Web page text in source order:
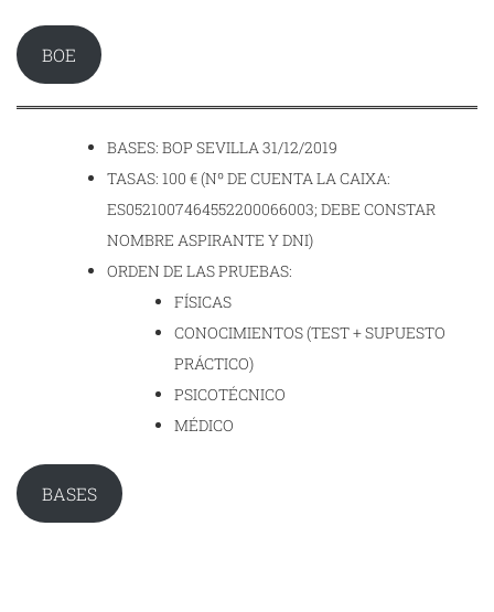
BOE
BASES: BOP SEVILLA 31/12/2019
TASAS: 100 € (Nº DE CUENTA LA CAIXA:
ES0521007464552200066003; DEBE CONSTAR
NOMBRE ASPIRANTE Y DNI)
ORDEN DE LAS PRUEBAS:
FÍSICAS
CONOCIMIENTOS (TEST + SUPUESTO
PRÁCTICO)
PSICOTÉCNICO
MÉDICO
BASES